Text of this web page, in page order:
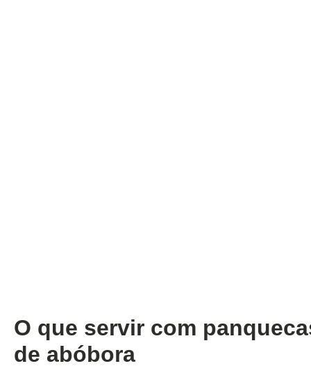
O que servir com
de abóbora